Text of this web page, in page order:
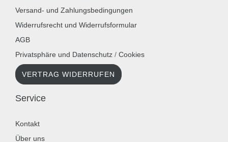
Versand- und Zahlungsbedingungen
Widerrufsrecht und Widerrufsformular
AGB
Privatsphäre und Datenschutz / Cookies
VERTRAG WIDERRUFEN
Service
Kontakt
Über uns